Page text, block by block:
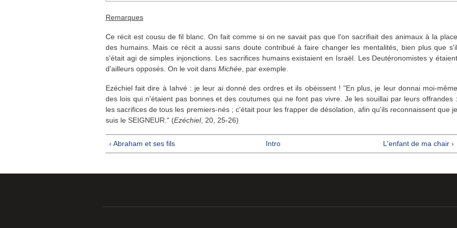
Remarques
Ce récit est cousu de fil blanc. On fait comme si on ne savait pas que l'on sacrifiait des animaux à la place
des humains. Mais ce récit a aussi sans doute contribué à faire changer les mentalités, bien plus que s'il
s'était agi de simples injonctions. Les sacrifices humains existaient en Israël. Les Deutéronomistes y étaient
d'ailleurs opposés. On le voit dans Michée , par exemple.
Ezéchiel fait dire à Iahvé : je leur ai donné des ordres et ils obéissent ! "En plus, je leur donnai moi-même
des lois qui n'étaient pas bonnes et des coutumes qui ne font pas vivre. Je les souillai par leurs offrandes :
les sacrifices de tous les premiers-nés ; c'était pour les frapper de désolation, afin qu'ils reconnaissent que je
suis le SEIGNEUR." (Ezéchiel, 20, 25-26)
‹ Abraham et ses fils Intro L'enfant de ma chair ›